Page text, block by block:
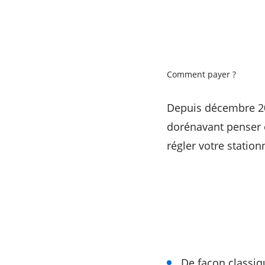
Comment payer ?
Depuis décembre
dorénavant
régler votre